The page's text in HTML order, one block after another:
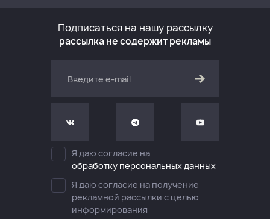
Подписаться на нашу рассылку
рассылка не содержит рекламы
Я даю согласие на
обработку персональных данных
Я даю согласие на получение
рекламной рассылки с целью
информирования